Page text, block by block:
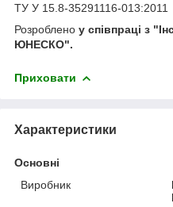
ТУ У 15.8-35291116-013:2011
Розроблено у співпраці з
ЮНЕСКО".
Приховати
Характеристики
Основні
Виробник